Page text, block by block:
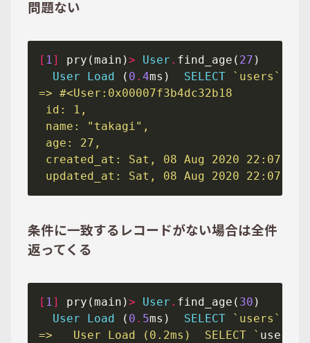
問題ない
[ 1] pry(main)> User . find_age( 27
User
Load ( 0 . 4ms) SELECT `users`
条件に一致するレコードがない場合は全件
返ってくる
[ 1 ] pry(main)> User . find_age( 30
User
Load ( 0 . 5ms) SELECT `users`
=>   User Load (0.2ms)  SELECT ` users